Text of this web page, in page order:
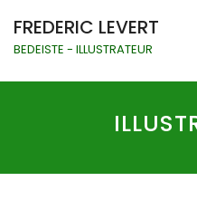
FREDERIC LEVERT
BEDEISTE - ILLUSTRATEUR